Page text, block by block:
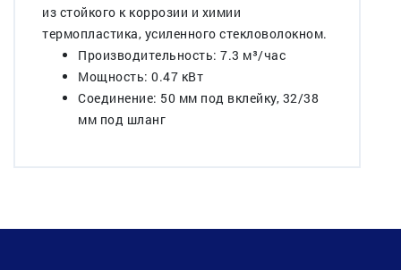
из стойкого к коррозии и химии
термопластика, усиленного стекловолокном.
Производительность: 7.3 м³/час
Мощность: 0.47 кВт
Соединение: 50 мм под вклейку, 32/38
мм под шланг